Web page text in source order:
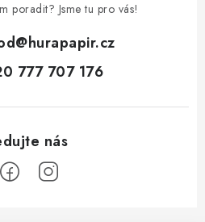
poradit? Jsme tu pro vás!
@hurapapir.cz
777 707 176